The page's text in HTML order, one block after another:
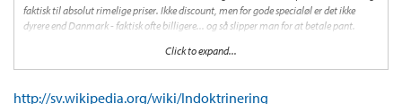
faktisk til absolut rimelige priser. Ikke discount, men for gode specialøl er det ikke
dyrere end Danmark - faktisk ofte billigere... og så slipper man for at betale pant.
I Sverige er der også blomstret en del gode mikrobryggerier op på det seneste, som
absolut kan anbefales, så heldigvis er ikke alt svensk øl, så kedeligt som Pripps eller
Click to expand...
http://sv.wikipedia.org/wiki/Indoktrinering